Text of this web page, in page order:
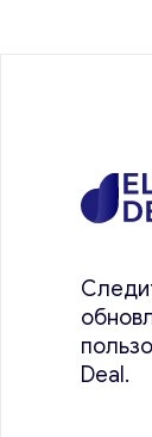
Deal.